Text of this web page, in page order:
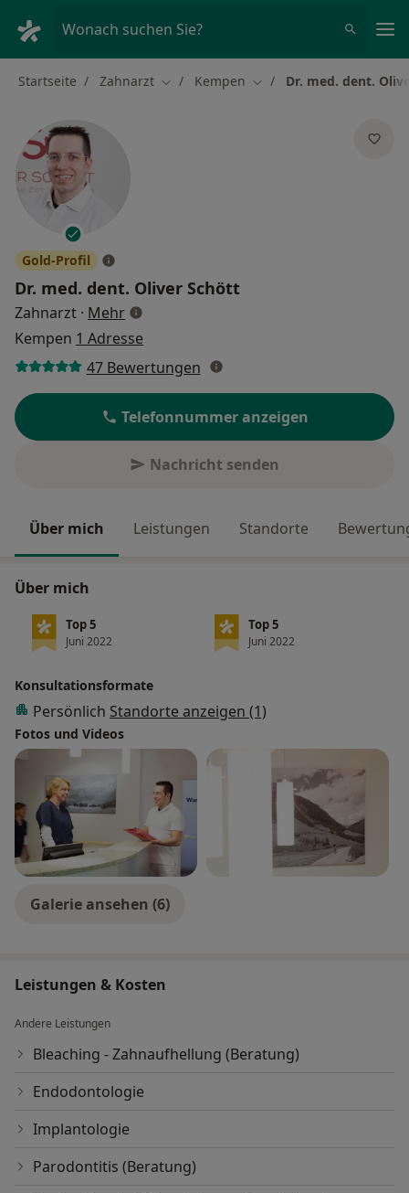
Wonach suchen Sie?
Startseite Zahnarzt Stadt ändern
Kempen Stadt ändern
Dr. med. dent.
Gold-Profil
Dr. med. dent. Oliver Schött
Zahnarzt · Mehrüber Spezialisierungen
Kempen 1 Adresse
47 Bewertungen
Telefonnummer anzeigen
Nachricht senden
Über mich Leistungen Standorte
Über mich
Top 5
Juni 2022
Top 5
Juni 2022
Konsultationsformate
Persönlich Standorte anzeigen (1)
Fotos und Videos
Galerie ansehen (6)
Leistungen & Kosten
Andere Leistungen
Bleaching - Zahnaufhellung (Beratung)
Endodontologie
Implantologie
Parodontitis (Beratung)